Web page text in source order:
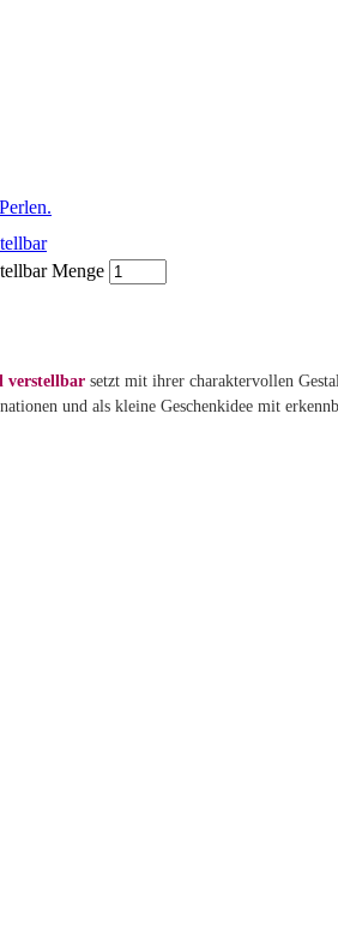
Menge
verstellbar setzt mit ihrer charaktervollen
und als kleine Geschenkidee mit